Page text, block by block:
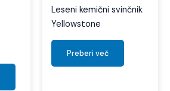
Leseni kemični svinčnik
Yellowstone
Preberi več